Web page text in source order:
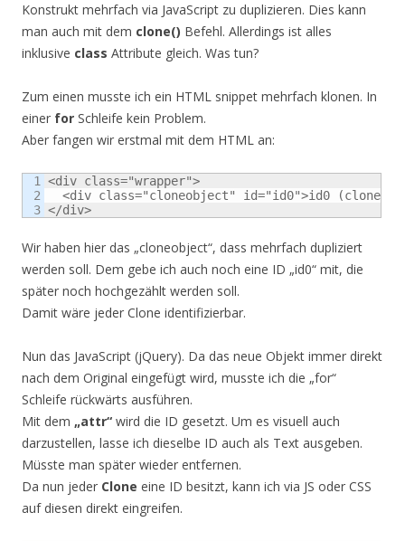
Konstrukt mehrfach via JavaScript zu duplizieren. Dies kann
man auch mit dem clone() Befehl. Allerdings ist alles
inklusive class Attribute gleich. Was tun?
Zum einen musste ich ein HTML snippet mehrfach klonen. In
einer for Schleife kein Problem.
Aber fangen wir erstmal mit dem HTML an:
1
2
<div class="wrapper">
<div class="cloneobject" id="id0">id0 (clone
</div>
Wir haben hier das „cloneobject“, dass mehrfach dupliziert
werden soll. Dem gebe ich auch noch eine ID „id0“ mit, die
später noch hochgezählt werden soll.
Damit wäre jeder Clone identifizierbar.
Nun das JavaScript (jQuery). Da das neue Objekt immer direkt
nach dem Original eingefügt wird, musste ich die „for“
Schleife rückwärts ausführen.
Mit dem „attr“ wird die ID gesetzt. Um es visuell auch
darzustellen, lasse ich dieselbe ID auch als Text ausgeben.
Müsste man später wieder entfernen.
Da nun jeder Clone eine ID besitzt, kann ich via JS oder CSS
auf diesen direkt eingreifen.